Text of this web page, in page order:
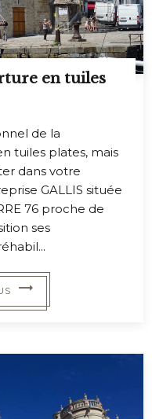
de la
tuiles plates, mais
dans votre
GALLIS située
76 proche de
ses